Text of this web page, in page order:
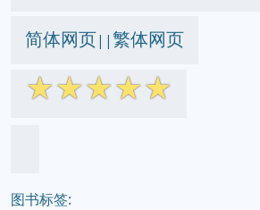
简体网页||繁体网页
☆☆☆☆☆
图书标签: